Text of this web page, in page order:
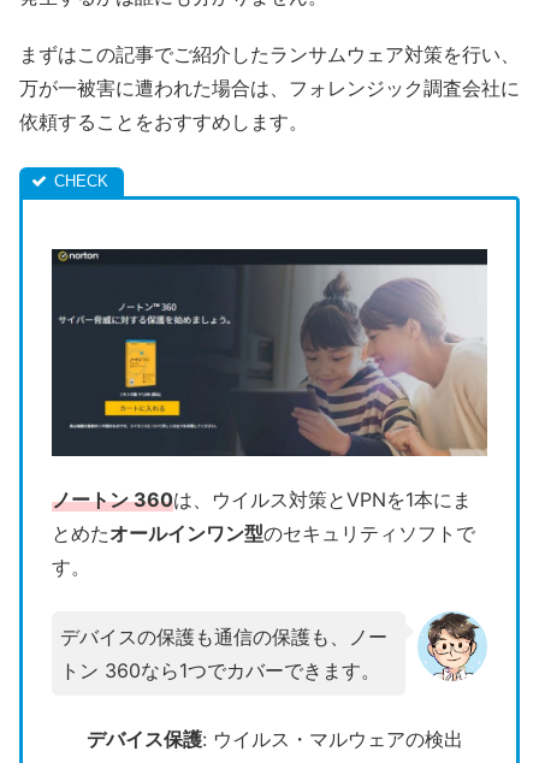
まずはこの記事でご紹介したランサムウェア対策を行い、
万が一被害に遭われた場合は、フォレンジック調査会社に
依頼することをおすすめします。
ノートン 360は、ウイルス対策とVPNを1本にま
とめたオールインワン型のセキュリティソフトで
す。
デバイスの保護も通信の保護も、ノー
トン 360なら1つでカバーできます。
デバイス保護: ウイルス・マルウェアの検出